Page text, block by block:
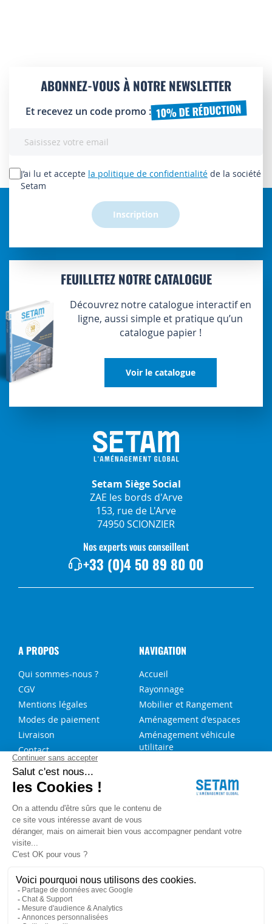
ABONNEZ-VOUS À NOTRE NEWSLETTER
Et recevez un code promo : 10% DE RÉDUCTION
lettre
d’information
J’ai lu et accepte la politique de confidentialité de la société
Setam
Inscription
FEUILLETEZ NOTRE CATALOGUE
Découvrez notre catalogue interactif en
ligne, aussi simple et pratique qu’un
catalogue papier !
Voir le catalogue
Setam Siège Social
ZAE les bords d'Arve
153, rue de L'Arve
74950 SCIONZIER
Nos experts vous conseillent
+33 (0)4 50 89 80 00
A PROPOS
Qui sommes-nous ?
CGV
Mentions légales
Modes de paiement
Livraison
Contact
NAVIGATION
Accueil
Rayonnage
Mobilier et Rangement
Aménagement d'espaces
Aménagement véhicule
utilitaire
NOS SERVICES
FAQ
Blog
Aide au choix rayonnage
Service de montage
Besoin d'aide ?